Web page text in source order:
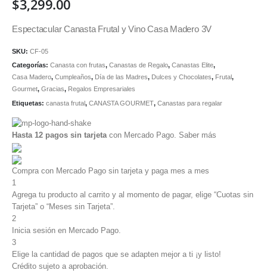
$3,299.00
Espectacular Canasta Frutal y Vino Casa Madero 3V
SKU: CF-05
Categorías: Canasta con frutas, Canastas de Regalo, Canastas Elite,
Casa Madero, Cumpleaños, Día de las Madres, Dulces y Chocolates, Frutal,
Gourmet, Gracias, Regalos Empresariales
Etiquetas: canasta frutal, CANASTA GOURMET, Canastas para regalar
Hasta 12 pagos sin tarjetacon Mercado Pago. Saber más
Compra con Mercado Pago sin tarjeta y paga mes a mes
1
Agrega tu producto al carrito y al momento de pagar, elige “Cuotas sin
Tarjeta” o “Meses sin Tarjeta”.
2
Inicia sesión en Mercado Pago.
3
Elige la cantidad de pagos que se adapten mejor a ti ¡y listo!
Crédito sujeto a aprobación.